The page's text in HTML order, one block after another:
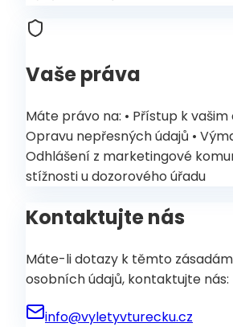
Vaše práva
Máte právo na: • Přístup k
Opravu nepřesných údajů •
Odhlášení z marketingové
stížnosti u dozorového úřadu
Kontaktujte nás
Máte-li dotazy k těmto
osobních údajů, kontaktujte nás:
info@vyletyvturecku.cz